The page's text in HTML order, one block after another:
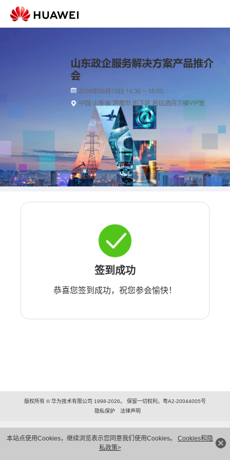
本站点使用Cookies，继续浏览表示您同意我们使用Cookies。 Cookies和隐
私政策>
签到成功
恭喜您签到成功，祝您参会愉快！
版权所有 © 华为技术有限公司 1998-2026。 保留一切权利。粤A2-20044005号
隐私保护
法律声明